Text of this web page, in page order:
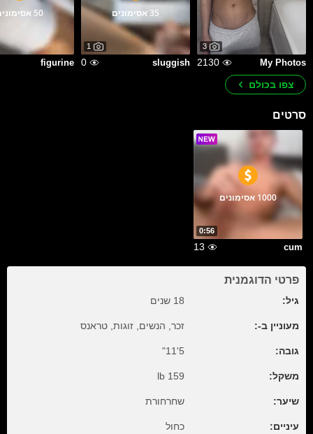
3
My Photos
2130
35 אסימונים
1
sluggish
0
50 אסימונים
figurine
צפו בכולם
סרטים
0:56
1000 אסימונים
cum
13
פרטי הדוגמנית
גיל: 18 שנים
מעוניין ב-: זכר, הנשים, זוגות, טראנס
גובה: 5'11"
משקל: 159 lb
שיער: שחרחורת
עיניים: כחול